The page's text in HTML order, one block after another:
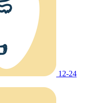
12-24